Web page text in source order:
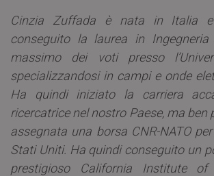
Cinzia Zuffada è nata in Italia
conseguito la laurea in Ingegneria
massimo dei voti presso
specializzandosi in campi e onde
Ha quindi iniziato la carriera
ricercatrice nel nostro Paese, ma ben
assegnata una borsa CNR-NATO
Stati Uniti. Ha quindi conseguito un
prestigioso California Institute of